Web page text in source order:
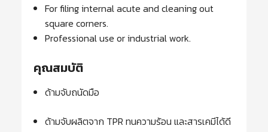
For filing internal acute and cleaning out
square corners.
Professional use or industrial work.
คุณสมบัติ
ด้ามจับถนัดมือ
ด้ามจับผลิตจาก TPR ทนความร้อน และสารเคมีได้ดี